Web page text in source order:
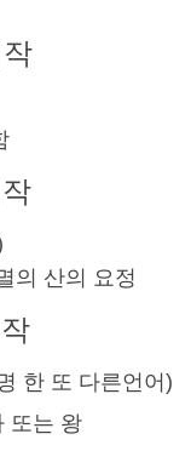
의 산의 요정
한 또 다른언어)
또는 왕